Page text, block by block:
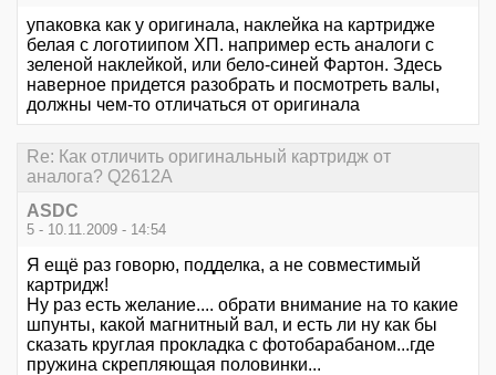
упаковка как у оригинала, наклейка на картридже
белая с логотиипом ХП. например есть аналоги с
зеленой наклейкой, или бело-синей Фартон. Здесь
наверное придется разобрать и посмотреть валы,
должны чем-то отличаться от оригинала
Re: Как отличить оригинальный картридж от
аналога? Q2612A
ASDC
5 - 10.11.2009 - 14:54
Я ещё раз говорю, подделка, а не совместимый
картридж!
Ну раз есть желание.... обрати внимание на то какие
шпунты, какой магнитный вал, и есть ли ну как бы
сказать круглая прокладка с фотобарабаном...где
пружина скрепляющая половинки...